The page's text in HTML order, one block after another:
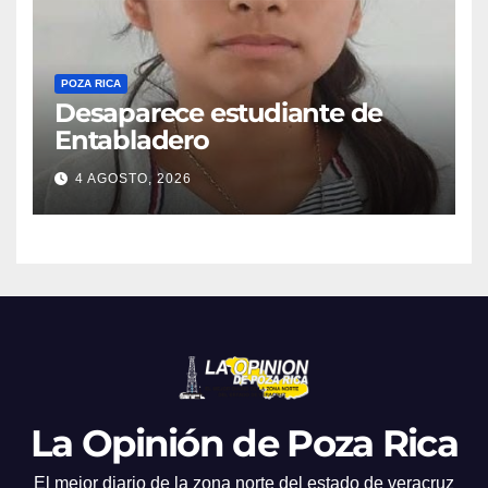
POZA RICA
Desaparece estudiante de
Entabladero
4 AGOSTO, 2026
La Opinión de Poza Rica
El mejor diario de la zona norte del estado de veracruz